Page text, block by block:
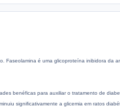
Faseolamina é uma glicoproteína inibidora da
benéficas para auxiliar o tratamento de
significativamente a glicemia em ratos